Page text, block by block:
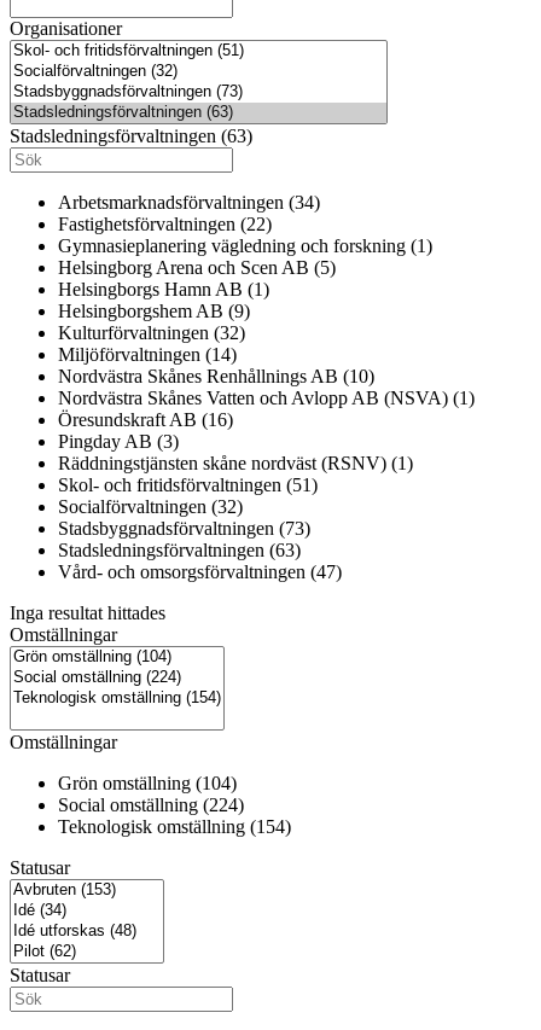
Organisationer
Stadsledningsförvaltningen (63)
Arbetsmarknadsförvaltningen (34)
Fastighetsförvaltningen (22)
Gymnasieplanering vägledning och forskning (1)
Helsingborg Arena och Scen AB (5)
Helsingborgs Hamn AB (1)
Helsingborgshem AB (9)
Kulturförvaltningen (32)
Miljöförvaltningen (14)
Nordvästra Skånes Renhållnings AB (10)
Nordvästra Skånes Vatten och Avlopp AB (NSVA) (1)
Öresundskraft AB (16)
Pingday AB (3)
Räddningstjänsten skåne nordväst (RSNV) (1)
Skol- och fritidsförvaltningen (51)
Socialförvaltningen (32)
Stadsbyggnadsförvaltningen (73)
Stadsledningsförvaltningen (63)
Vård- och omsorgsförvaltningen (47)
Inga resultat hittades
Omställningar
Omställningar
Grön omställning (104)
Social omställning (224)
Teknologisk omställning (154)
Statusar
Statusar